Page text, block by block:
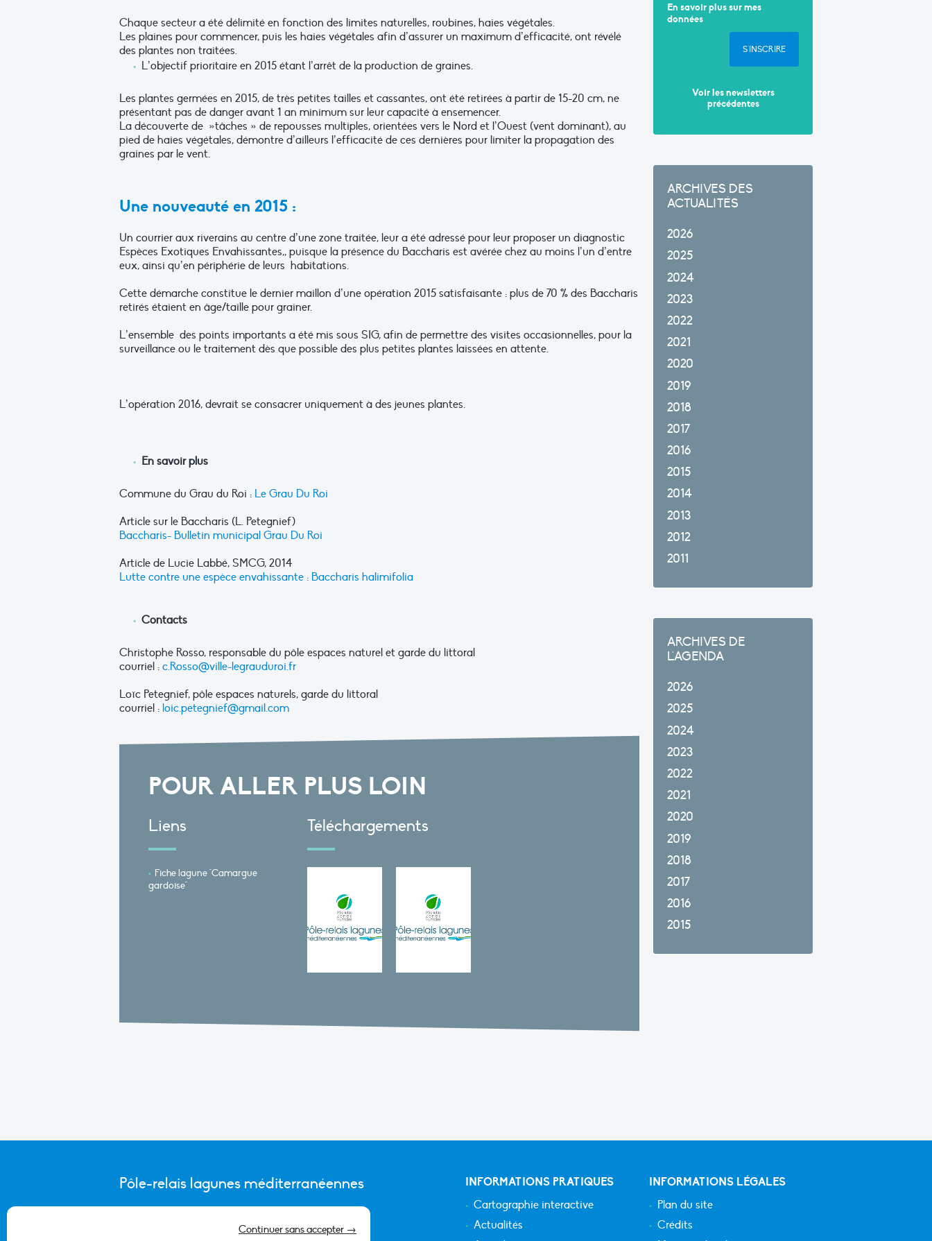
Continuer sans accepter →
Chaque secteur a été délimité en fonction des limites naturelles, roubines, haies végétales.
Les plaines pour commencer, puis les haies végétales afin d’assurer un maximum d’efficacité, ont révélé
des plantes non traitées.
L’objectif prioritaire en 2015 étant l’arrêt de la production de graines.
Les plantes germées en 2015, de très petites tailles et cassantes, ont été retirées à partir de 15-20 cm, ne
présentant pas de danger avant 1 an minimum sur leur capacité à ensemencer.
La découverte de »tâches » de repousses multiples, orientées vers le Nord et l’Ouest (vent dominant), au
pied de haies végétales, démontre d’ailleurs l’efficacité de ces dernières pour limiter la propagation des
graines par le vent.
Une nouveauté en 2015 :
Un courrier aux riverains au centre d’une zone traitée, leur a été adressé pour leur proposer un diagnostic
Espèces Exotiques Envahissantes,, puisque la présence du Baccharis est avérée chez au moins l’un d’entre
eux, ainsi qu’en périphérie de leurs habitations.
Cette démarche constitue le dernier maillon d’une opération 2015 satisfaisante : plus de 70 % des Baccharis
retirés étaient en âge/taille pour grainer.
L’ensemble des points importants a été mis sous SIG, afin de permettre des visites occasionnelles, pour la
surveillance ou le traitement dès que possible des plus petites plantes laissées en attente.
L’opération 2016, devrait se consacrer uniquement à des jeunes plantes.
En savoir plus
Commune du Grau du Roi : Le Grau Du Roi
Article sur le Baccharis (L. Petegnief)
Baccharis- Bulletin municipal Grau Du Roi
Article de Lucie Labbé, SMCG, 2014
Lutte contre une espèce envahissante : Baccharis halimifolia
Contacts
Christophe Rosso, responsable du pôle espaces naturel et garde du littoral
courriel : c.Rosso@ville-legrauduroi.fr
Loïc Petegnief, pôle espaces naturels, garde du littoral
courriel : loic.petegnief@gmail.com
POUR ALLER PLUS LOIN
Liens
Fiche lagune "Camargue
gardoise"
Téléchargements
En savoir plus sur mes
données
S'INSCRIRE
Voir les newsletters
précédentes
ARCHIVES DES
ACTUALITÉS
2026
2025
2024
2023
2022
2021
2020
2019
2018
2017
2016
2015
2014
2013
2012
2011
ARCHIVES DE
L'AGENDA
2026
2025
2024
2023
2022
2021
2020
2019
2018
2017
2016
2015
Pôle-relais lagunes méditerranéennes
CONTACTER L’ÉQUIPE DU PÔLE
INFORMATIONS PRATIQUES
Cartographie interactive
Actualités
INFORMATIONS LÉGALES
Plan du site
Crédits